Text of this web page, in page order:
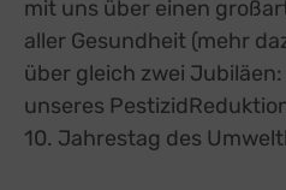
mit uns über einen
aller Gesundheit (mehr
über gleich zwei
unseres
10. Jahrestag des